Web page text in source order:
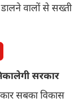
वालों से सख्ती
सरकार
सबका विकास